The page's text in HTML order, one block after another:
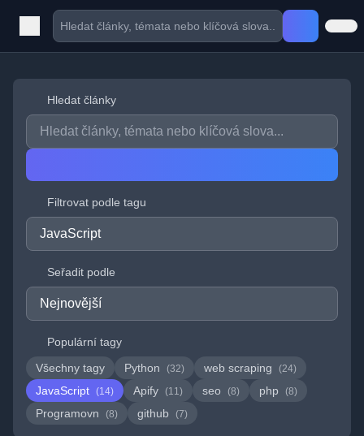
Hledat články
Filtrovat podle tagu
Seřadit podle
Populární tagy
Všechny tagy
Python (32) web scraping (24)
JavaScript (14) Apify (11) seo (8) php (8)
Programovn (8) github (7)